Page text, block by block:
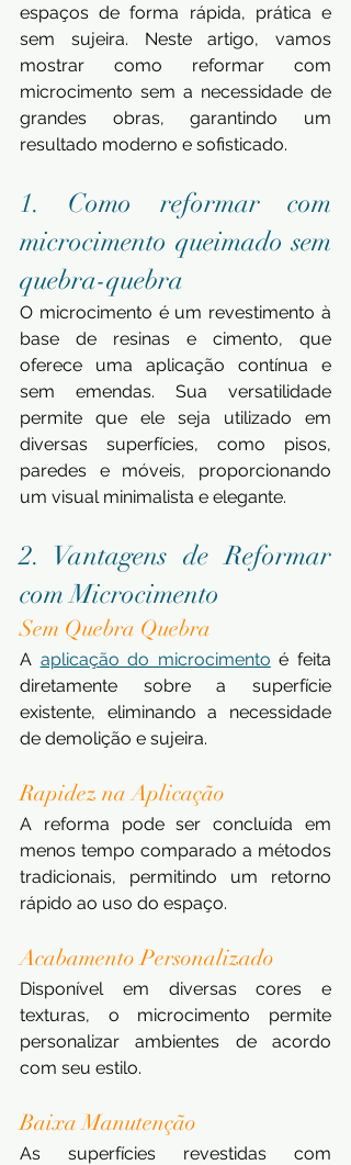
espaços de forma rápida, prática e
sem sujeira. Neste artigo, vamos
mostrar como reformar com
microcimento sem a necessidade de
grandes obras, garantindo um
resultado moderno e sofisticado.
1. Como reformar com
microcimento queimado sem
quebra-quebra
O microcimento é um revestimento à
base de resinas e cimento, que
oferece uma aplicação contínua e
sem emendas. Sua versatilidade
permite que ele seja utilizado em
diversas superfícies, como pisos,
paredes e móveis, proporcionando
um visual minimalista e elegante.
2. Vantagens de Reformar
com Microcimento
Sem Quebra Quebra
A aplicação do microcimento é feita
diretamente sobre a superfície
existente, eliminando a necessidade
de demolição e sujeira.
Rapidez na Aplicação
A reforma pode ser concluída em
menos tempo comparado a métodos
tradicionais, permitindo um retorno
rápido ao uso do espaço.
Acabamento Personalizado
Disponível em diversas cores e
texturas, o microcimento permite
personalizar ambientes de acordo
com seu estilo.
Baixa Manutenção
As superfícies revestidas com